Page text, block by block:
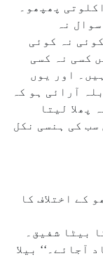
پھپھو۔
نہ
نہ کوئی
کسی نہ کسی
اور یوں
آرائی ہو کہ
پھلا لیتا
سب کی ہنسی نکل
کے اختلاف کا
بیٹا شفیق۔
آجائے۔‘‘ بیلا